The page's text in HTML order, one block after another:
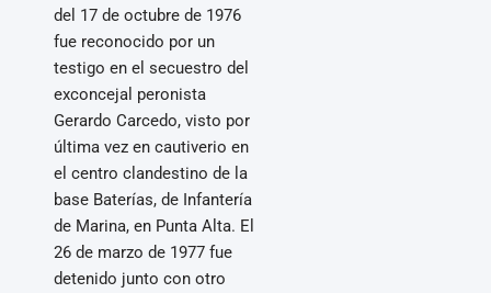
del 17 de octubre de 1976
fue reconocido por un
testigo en el secuestro del
exconcejal peronista
Gerardo Carcedo, visto por
última vez en cautiverio en
el centro clandestino de la
base Baterías, de Infantería
de Marina, en Punta Alta. El
26 de marzo de 1977 fue
detenido junto con otro